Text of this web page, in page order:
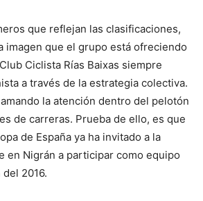
que reflejan las clasificaciones,
imagen que el grupo está ofreciendo
Ciclista Rías Baixas siempre
a través de la estrategia colectiva.
la atención dentro del pelotón
de carreras. Prueba de ello, es que
de España ya ha invitado a la
en Nigrán a participar como equipo
2016.